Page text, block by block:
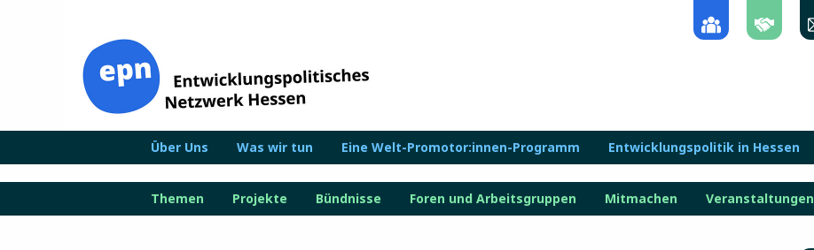
Über Uns Was wir tun Eine Welt-Promotor:innen-Programm Entwicklungspolitik in Hessen
Themen Projekte Bündnisse Foren und Arbeitsgruppen Mitmachen Veranstaltungen